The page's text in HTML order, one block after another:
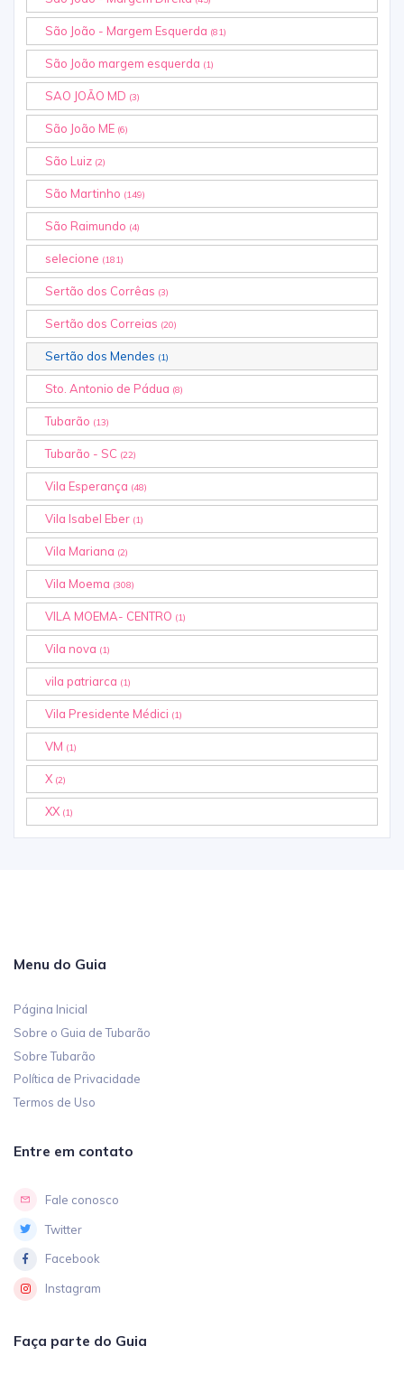
São João - Margem Esquerda (81)
São João margem esquerda (1)
SAO JOÃO MD (3)
São João ME (6)
São Luiz (2)
São Martinho (149)
São Raimundo (4)
selecione (181)
Sertão dos Corrêas (3)
Sertão dos Correias (20)
Sertão dos Mendes (1)
Sto. Antonio de Pádua (8)
Tubarão (13)
Tubarão - SC (22)
Vila Esperança (48)
Vila Isabel Eber (1)
Vila Mariana (2)
Vila Moema (308)
VILA MOEMA- CENTRO (1)
Vila nova (1)
vila patriarca (1)
Vila Presidente Médici (1)
VM (1)
X (2)
XX (1)
Menu do Guia
Página Inicial
Sobre o Guia de Tubarão
Sobre Tubarão
Política de Privacidade
Termos de Uso
Entre em contato
Fale conosco
Twitter
Facebook
Instagram
Faça parte do Guia